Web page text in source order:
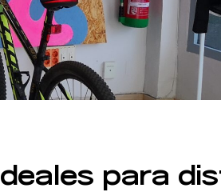
para